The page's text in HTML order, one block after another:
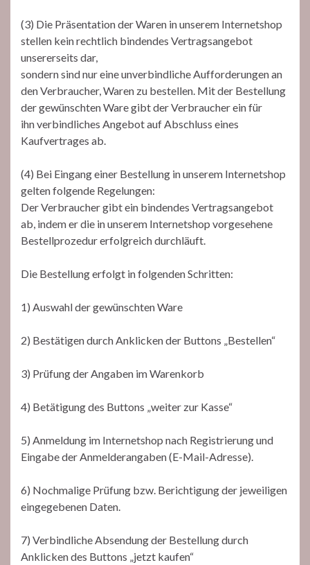
(3) Die Präsentation der Waren in unserem Internetshop
stellen kein rechtlich bindendes Vertragsangebot
unsererseits dar,
sondern sind nur eine unverbindliche Aufforderungen an
den Verbraucher, Waren zu bestellen. Mit der Bestellung
der gewünschten Ware gibt der Verbraucher ein für
ihn verbindliches Angebot auf Abschluss eines
Kaufvertrages ab.
(4) Bei Eingang einer Bestellung in unserem Internetshop
gelten folgende Regelungen:
Der Verbraucher gibt ein bindendes Vertragsangebot
ab, indem er die in unserem Internetshop vorgesehene
Bestellprozedur erfolgreich durchläuft.
Die Bestellung erfolgt in folgenden Schritten:
1) Auswahl der gewünschten Ware
2) Bestätigen durch Anklicken der Buttons „Bestellen“
3) Prüfung der Angaben im Warenkorb
4) Betätigung des Buttons „weiter zur Kasse“
5) Anmeldung im Internetshop nach Registrierung und
Eingabe der Anmelderangaben (E-Mail-Adresse).
6) Nochmalige Prüfung bzw. Berichtigung der jeweiligen
eingegebenen Daten.
7) Verbindliche Absendung der Bestellung durch
Anklicken des Buttons „jetzt kaufen“